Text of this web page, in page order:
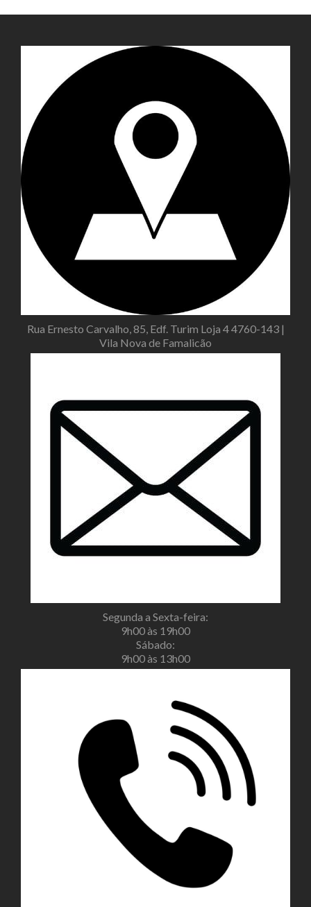
Rua Ernesto Carvalho, 85, Edf. Turim Loja 4 4760-143 |
Vila Nova de Famalicão
Segunda a Sexta-feira:
9h00 às 19h00
Sábado:
9h00 às 13h00